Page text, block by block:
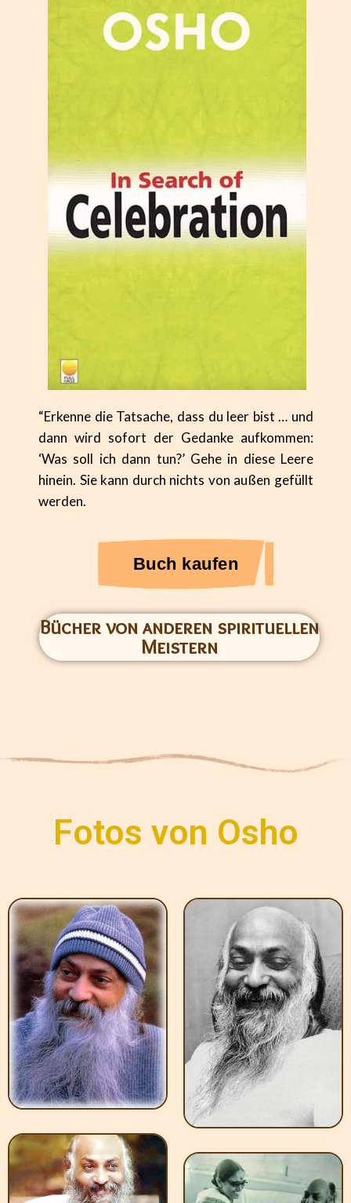
“Erkenne die Tatsache, dass du leer bist … und
dann wird sofort der Gedanke aufkommen:
‘Was soll ich dann tun?’ Gehe in diese Leere
hinein. Sie kann durch nichts von außen gefüllt
werden.
Buch kaufen
Bücher von anderen spirituellen
Meistern
Fotos von Osho